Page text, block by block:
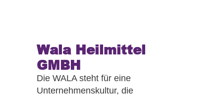
Wala Heilmittel
GMBH
Die WALA steht für eine
Unternehmenskultur, die